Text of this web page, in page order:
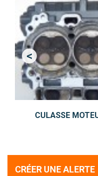
CULASSE
<Previous
CRÉER UNE ALERTE